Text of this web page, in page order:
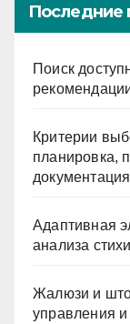
Последние
Поиск
Критерии
планировка,
документация
Адаптивная
анализа
Жалюзи и
управления и